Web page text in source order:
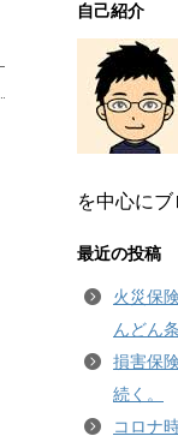
自己紹介
を中心にブ
最近の投稿
火災保
んどん
損害保
続く。
コロナ